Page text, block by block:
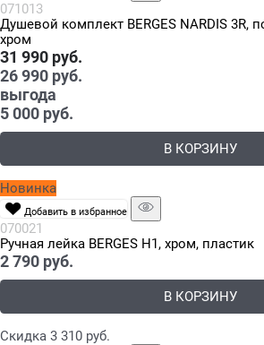
071013
Душевой комплект BERGES NARDIS 3R,
хром
31 990 руб.
26 990 руб.
выгода
5 000 руб.
В КОРЗИНУ
Новинка
Добавить в избранное
070021
Ручная лейка BERGES H1, хром, пластик
2 790 руб.
В КОРЗИНУ
Скидка 3 310 руб.